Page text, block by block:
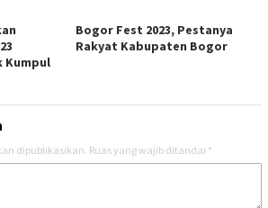
Kumpul
Bogor Fest 2023, Pestanya
Rakyat Kabupaten Bogor
dipublikasikan. Ruas yang wajib ditandai *